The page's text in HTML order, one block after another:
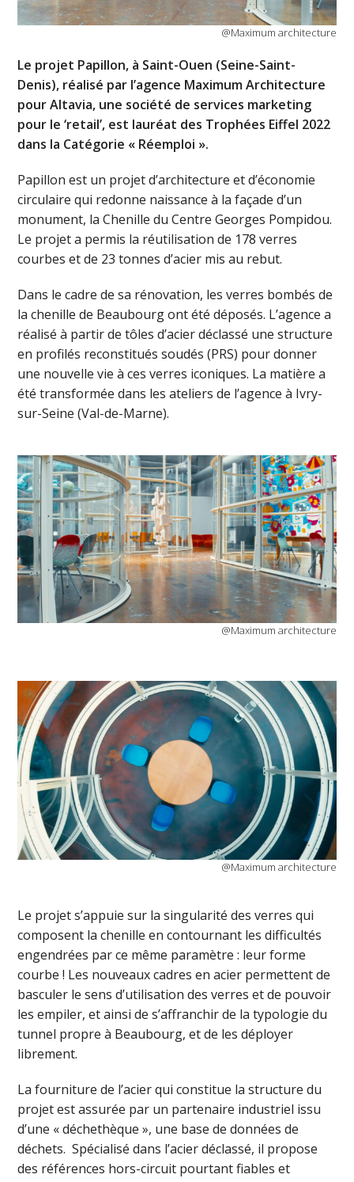
@Maximum architecture
Le projet Papillon, à Saint-Ouen (Seine-Saint-
Denis), réalisé par l’agence Maximum Architecture
pour Altavia, une société de services marketing
pour le ‘retail’, est lauréat des Trophées Eiffel 2022
dans la Catégorie « Réemploi ».
Papillon est un projet d’architecture et d’économie
circulaire qui redonne naissance à la façade d’un
monument, la Chenille du Centre Georges Pompidou.
Le projet a permis la réutilisation de 178 verres
courbes et de 23 tonnes d’acier mis au rebut.
Dans le cadre de sa rénovation, les verres bombés de
la chenille de Beaubourg ont été déposés. L’agence a
réalisé à partir de tôles d’acier déclassé une structure
en profilés reconstitués soudés (PRS) pour donner
une nouvelle vie à ces verres iconiques. La matière a
été transformée dans les ateliers de l’agence à Ivry-
sur-Seine (Val-de-Marne).
@Maximum architecture
@Maximum architecture
Le projet s’appuie sur la singularité des verres qui
composent la chenille en contournant les difficultés
engendrées par ce même paramètre : leur forme
courbe ! Les nouveaux cadres en acier permettent de
basculer le sens d’utilisation des verres et de pouvoir
les empiler, et ainsi de s’affranchir de la typologie du
tunnel propre à Beaubourg, et de les déployer
librement.
La fourniture de l’acier qui constitue la structure du
projet est assurée par un partenaire industriel issu
d’une « déchethèque », une base de données de
déchets. Spécialisé dans l’acier déclassé, il propose
des références hors-circuit pourtant fiables et